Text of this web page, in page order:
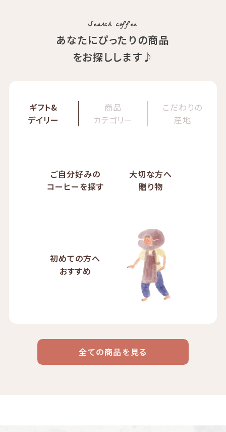
Search coffee
あなたにぴったりの商品
をお探しします♪
ギフト&
デイリー
商品
カテゴリー
こだわりの
産地
ご自分好みの
コーヒーを探す
大切な方へ
贈り物
初めての方へ
おすすめ
コーヒー
リキッド
コーヒー
豆・粉
ケニア
全ての商品を見る